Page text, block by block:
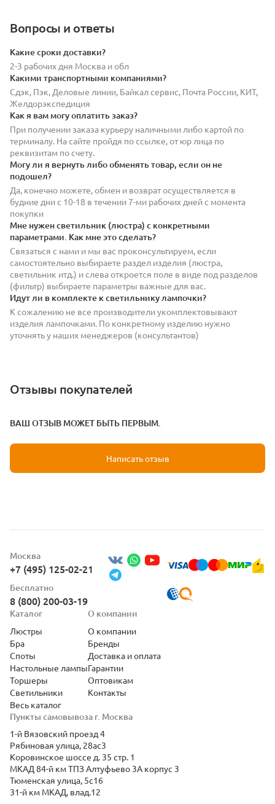
Вопросы и ответы
Какие сроки доставки?
2-3 рабочих дня Москва и обл
Какими транспортными компаниями?
Сдэк, Пэк, Деловые линии, Байкал сервис, Почта России, КИТ,
Желдорэкспедиция
Как я вам могу оплатить заказ?
При получении заказа курьеру наличными либо картой по
терминалу. На сайте пройдя по ссылке, от юр лица по
реквизитам по счету.
Могу ли я вернуть либо обменять товар, если он не
подошел?
Да, конечно можете, обмен и возврат осуществляется в
будние дни с 10-18 в течении 7-ми рабочих дней с момента
покупки
Мне нужен светильник (люстра) с конкретными
параметрами. Как мне это сделать?
Связаться с нами и мы вас проконсультируем, если
самостоятельно выбираете раздел изделия (люстра,
светильник итд.) и слева откроется поле в виде под разделов
(фильтр) выбираете параметры важные для вас.
Идут ли в комплекте к светильнику лампочки?
К сожалению не все производители укомплектовывают
изделия лампочками. По конкретному изделию нужно
уточнять у наших менеджеров (консультантов)
Отзывы покупателей
ВАШ ОТЗЫВ МОЖЕТ БЫТЬ ПЕРВЫМ.
Написать отзыв
Москва
+7 (495) 125-02-21
Бесплатно
8 (800) 200-03-19
Пункты самовывоза г. Москва
1-й Вязовский проезд 4
Рябиновая улица, 28ас3
Коровинское шоссе д. 35 стр. 1
МКАД 84-й км ТПЗ Алтуфьево 3А корпус 3
Тюменская улица, 5с16
31-й км МКАД, влад.12
Каталог
Люстры
Бра
Споты
Настольные лампы
Торшеры
Светильники
Весь каталог
О компании
О компании
Бренды
Доставка и оплата
Гарантии
Оптовикам
Контакты